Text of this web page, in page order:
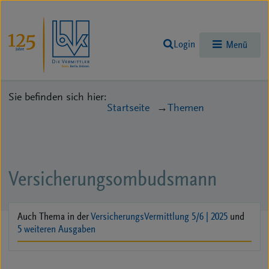
Login Menü
Sie befinden sich hier:
Startseite
Themen
Versicherungsombudsmann
Auch Thema in derVersicherungsVermittlung 5/6 | 2025 und
5 weiteren Ausgaben